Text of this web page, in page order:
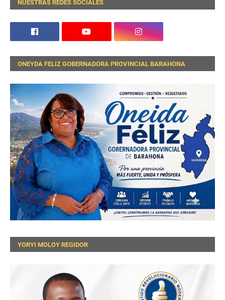
NUESTRAS REDES SOCIALES
ONEYDA FELIZ GOBERNADORA PROVINCIAL BARAHONA
YORYI MOLOY REGIDOR